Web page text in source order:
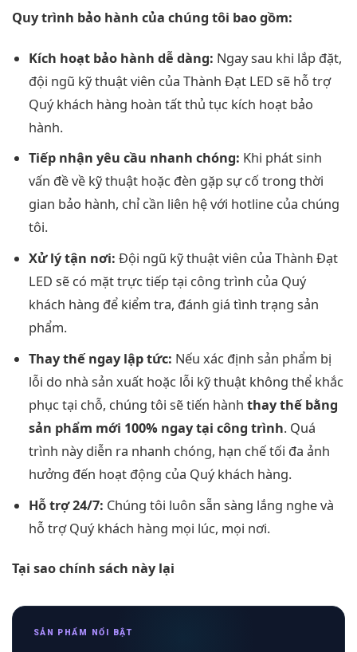
Quy trình bảo hành của chúng tôi bao gồm:
Kích hoạt bảo hành dễ dàng: Ngay sau khi lắp đặt,
đội ngũ kỹ thuật viên của Thành Đạt LED sẽ hỗ trợ
Quý khách hàng hoàn tất thủ tục kích hoạt bảo
hành.
Tiếp nhận yêu cầu nhanh chóng: Khi phát sinh
vấn đề về kỹ thuật hoặc đèn gặp sự cố trong thời
gian bảo hành, chỉ cần liên hệ với hotline của chúng
tôi.
Xử lý tận nơi: Đội ngũ kỹ thuật viên của Thành Đạt
LED sẽ có mặt trực tiếp tại công trình của Quý
khách hàng để kiểm tra, đánh giá tình trạng sản
phẩm.
Thay thế ngay lập tức: Nếu xác định sản phẩm bị
lỗi do nhà sản xuất hoặc lỗi kỹ thuật không thể khắc
phục tại chỗ, chúng tôi sẽ tiến hànhthay thế bằng
sản phẩm mới 100% ngay tại công trình. Quá
trình này diễn ra nhanh chóng, hạn chế tối đa ảnh
hưởng đến hoạt động của Quý khách hàng.
Hỗ trợ 24/7: Chúng tôi luôn sẵn sàng lắng nghe và
hỗ trợ Quý khách hàng mọi lúc, mọi nơi.
Tại sao chính sách này lại
SẢN PHẨM NỔI BẬT